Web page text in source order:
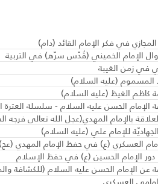
المجازي في فكر الإمام القائد (دام)
الإمام الخميني (قُدّس سرّه) في التربية
في زمن الغيبة
المسموم (عليه السلام)
كاظم الغيظ (عليه السلام)
الإمام الحسن عليه السلام - سلسلة العترة
بالإمام المهدي(عجل الله تعالى فرجه
الجهاديّة للإمام علي (عليه السلام)
العسكري (ع) في حفظ الإمام المهدي (عج)
الإمام الحسين (ع) في حفظ الإسلام
عن الإمام الحسن عليه السلام (للكشافة